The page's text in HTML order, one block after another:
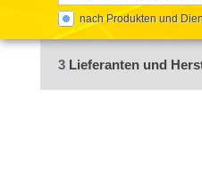
nach Produkten und
3 Lieferanten und